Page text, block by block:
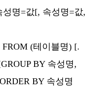
성명=값[, 속성명=값,
(테이블명) [.
BY 속성명,
BY 속성명